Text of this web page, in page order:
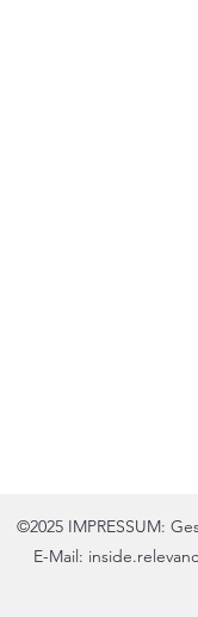
©2025 IMPRESSUM:
E-Mail: